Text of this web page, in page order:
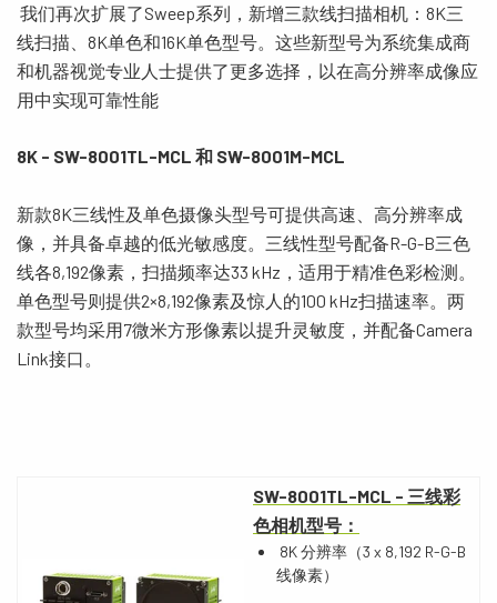
我们再次扩展了Sweep系列，新增三款线扫描相机：8K三
线扫描、8K单色和16K单色型号。这些新型号为系统集成商
和机器视觉专业人士提供了更多选择，以在高分辨率成像应
用中实现可靠性能
8K - SW-8001TL-MCL 和 SW-8001M-MCL
新款8K三线性及单色摄像头型号可提供高速、高分辨率成
像，并具备卓越的低光敏感度。三线性型号配备R-G-B三色
线各8,192像素，扫描频率达33 kHz，适用于精准色彩检测。
单色型号则提供2×8,192像素及惊人的100 kHz扫描速率。两
款型号均采用7微米方形像素以提升灵敏度，并配备Camera
Link接口。
SW-8001TL-MCL - 三线彩
色相机型号：
8K 分辨率（3 x 8,192 R-G-B
线像素）